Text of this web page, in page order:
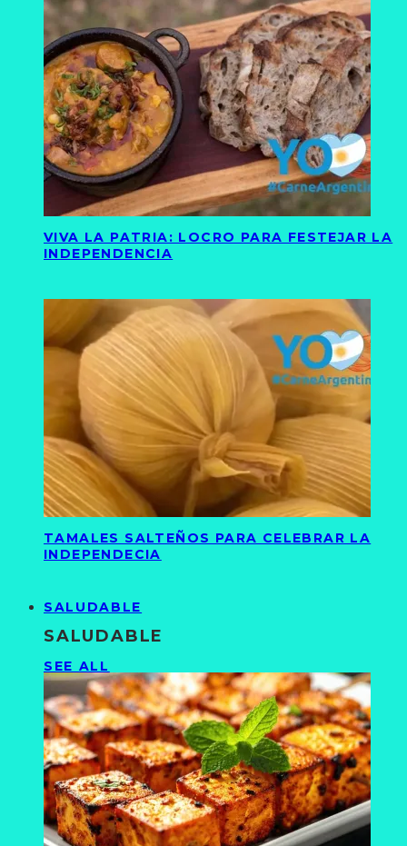
VIVA LA PATRIA: LOCRO PARA FESTEJAR LA
INDEPENDENCIA
TAMALES SALTEÑOS PARA CELEBRAR LA
INDEPENDECIA
SALUDABLE
SALUDABLE
SEE ALL